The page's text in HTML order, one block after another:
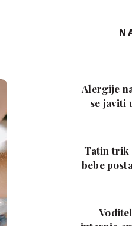
Alergije
se javiti
Tatin trik
bebe